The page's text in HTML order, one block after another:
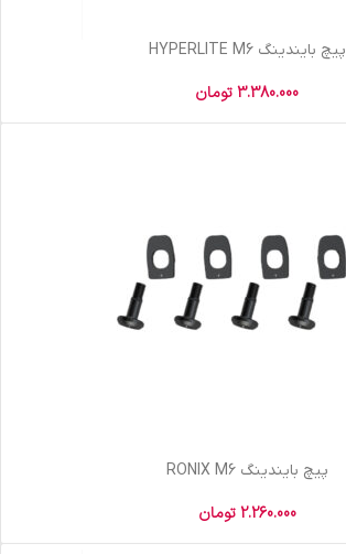
پیچ بایندینگ HYPERLITE M6
3.380.000تومان
پیچ بایندینگ RONIX M6
2.260.000 تومان